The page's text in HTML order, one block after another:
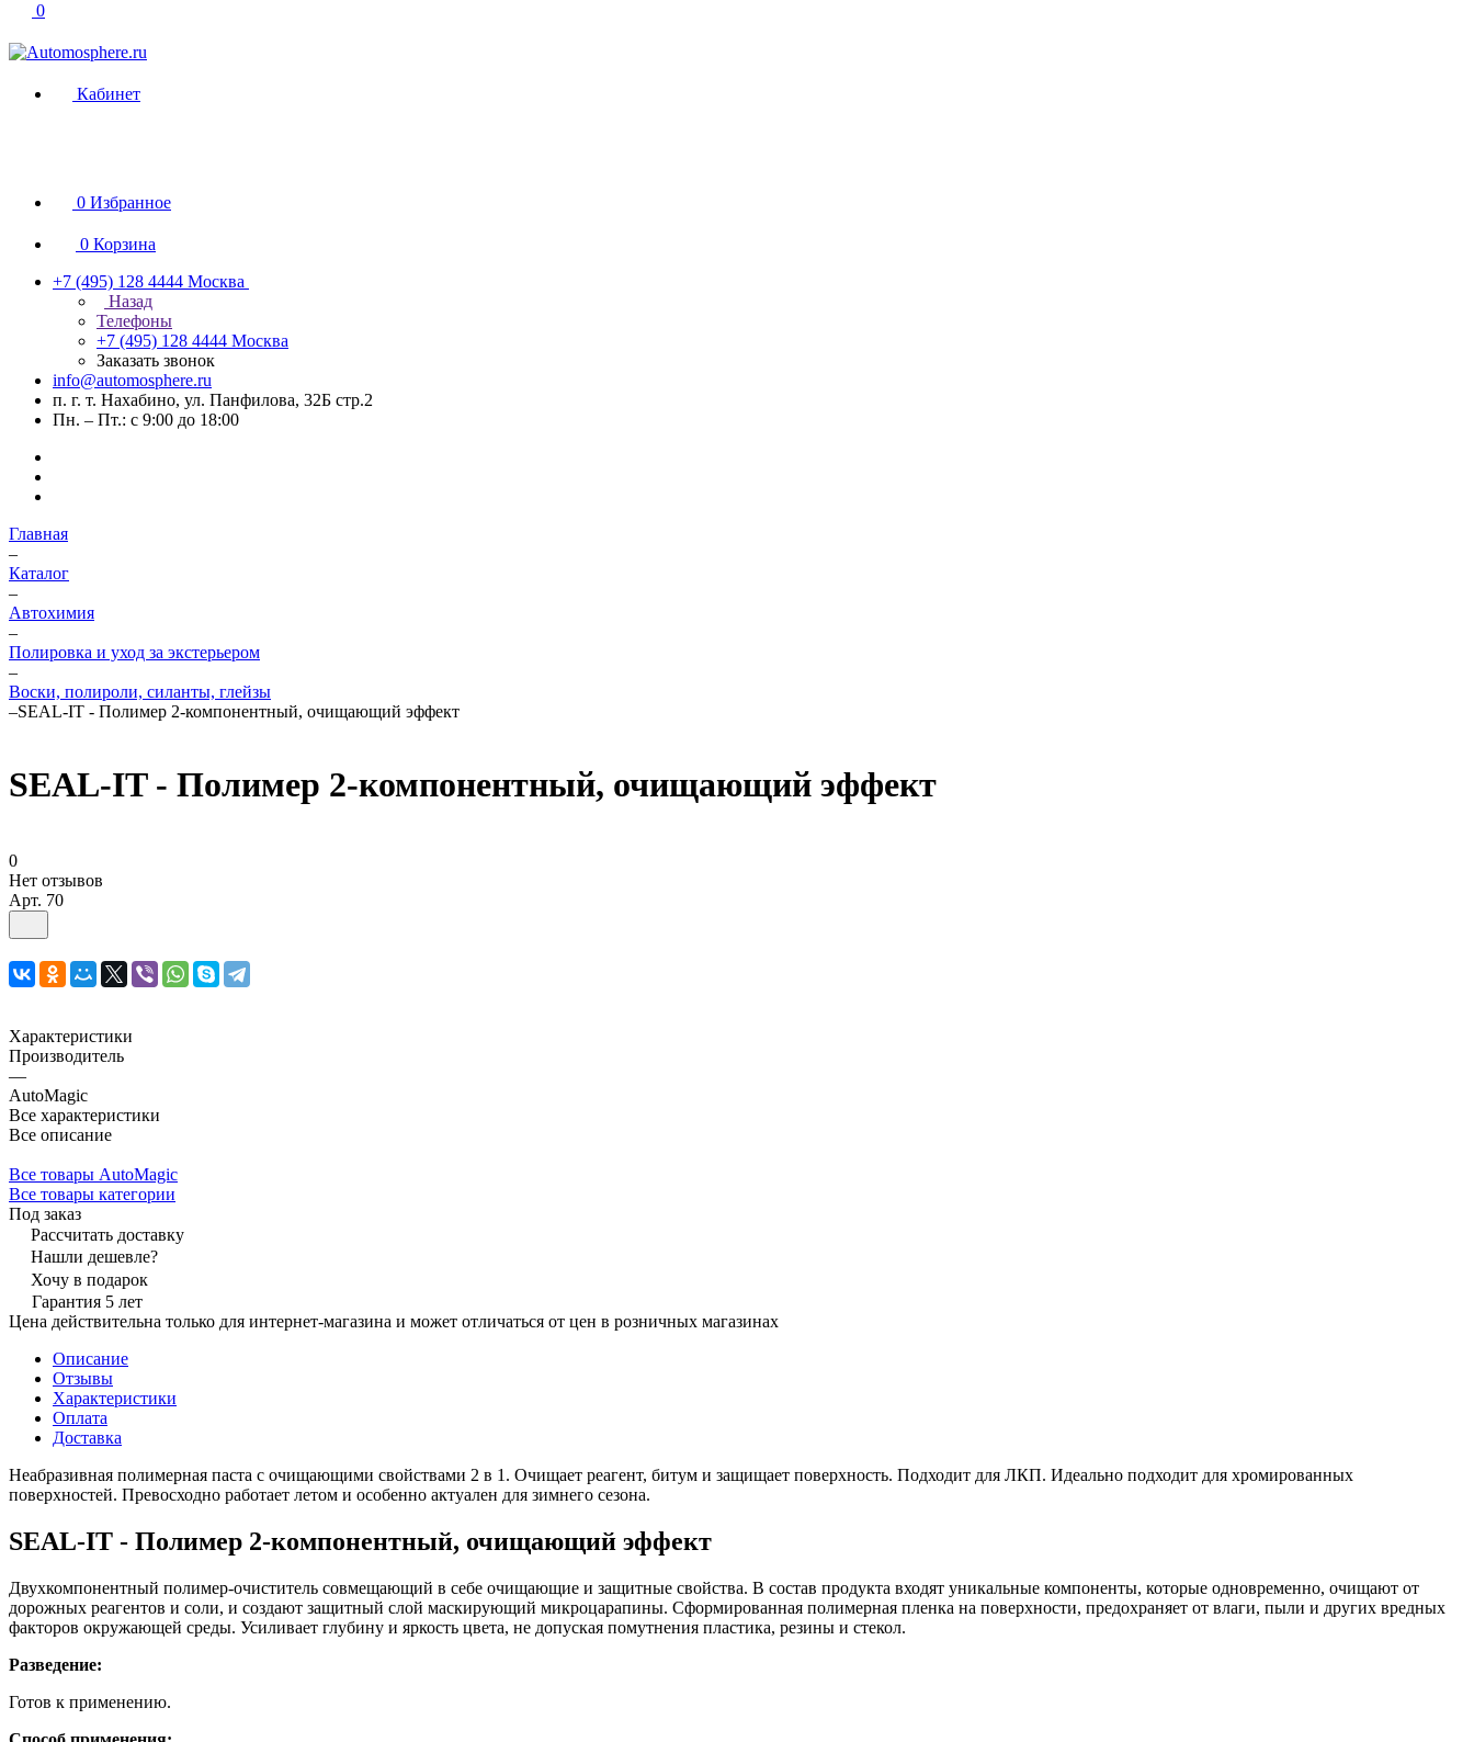
0
Кабинет
0 Избранное
0 Корзина
+7 (495) 128 4444 Москва
Назад
Телефоны
+7 (495) 128 4444 Москва
Заказать звонок
info@automosphere.ru
п. г. т. Нахабино, ул. Панфилова, 32Б стр.2
Пн. – Пт.: с 9:00 до 18:00
Главная
–
Каталог
–
Автохимия
–
Полировка и уход за экстерьером
–
Воски, полироли, силанты, глейзы
–SEAL-IT - Полимер 2-компонентный, очищающий эффект
SEAL-IT - Полимер 2-компонентный, очищающий эффект
0
Нет отзывов
Арт. 70
Характеристики
Производитель
—
AutoMagic
Все характеристики
Все описание
Все товары AutoMagic
Все товары категории
Под заказ
Рассчитать доставку
Нашли дешевле?
Хочу в подарок
Гарантия 5 лет
Цена действительна только для интернет-магазина и может отличаться от цен в розничных магазинах
Описание
Отзывы
Характеристики
Оплата
Доставка
Неабразивная полимерная паста с очищающими свойствами 2 в 1. Очищает реагент, битум и защищает поверхность. Подходит для ЛКП. Идеально подходит для хромированных
поверхностей. Превосходно работает летом и особенно актуален для зимнего сезона.
SEAL-IT - Полимер 2-компонентный, очищающий эффект
Двухкомпонентный полимер-очиститель совмещающий в себе очищающие и защитные свойства. В состав продукта входят уникальные компоненты, которые одновременно, очищают от
дорожных реагентов и соли, и создают защитный слой маскирующий микроцарапины. Сформированная полимерная пленка на поверхности, предохраняет от влаги, пыли и других вредных
факторов окружающей среды. Усиливает глубину и яркость цвета, не допуская помутнения пластика, резины и стекол.
Разведение:
Готов к применению.